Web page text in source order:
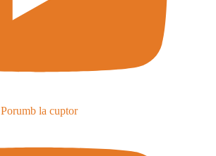
Porumb la cuptor